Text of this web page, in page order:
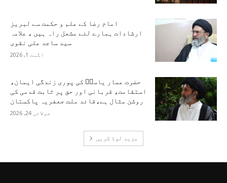
امام رضا کے علم و حکمت سے لبریز
ارشادات ہمارے لئے مشعل راہ ہیں ، علامہ
سید ساجد علی نقوی
اگست 1, 2026
حضرت عمار یاسرؑ کی پوری زندگی ایمان،
استقامت، قربانی اور حق پر ثابت قدمی کی
روشن مثال ہے،قائد ملت جعفریہ پاکستان
جولائی 24, 2026
مزید لوڈ کریں